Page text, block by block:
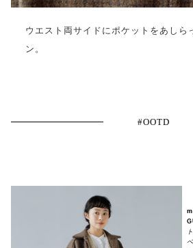
ウエスト両サイドにポケットをあしら
ン。
#OOTD